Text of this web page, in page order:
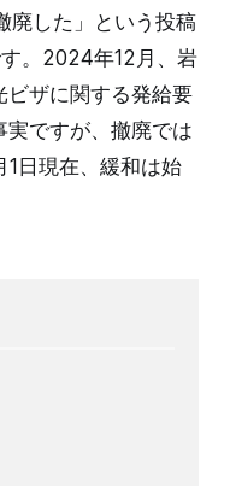
廃した」という投稿
。2024年12月、岩
ビザに関する発給要
ですが、撤廃では
日現在、緩和は始